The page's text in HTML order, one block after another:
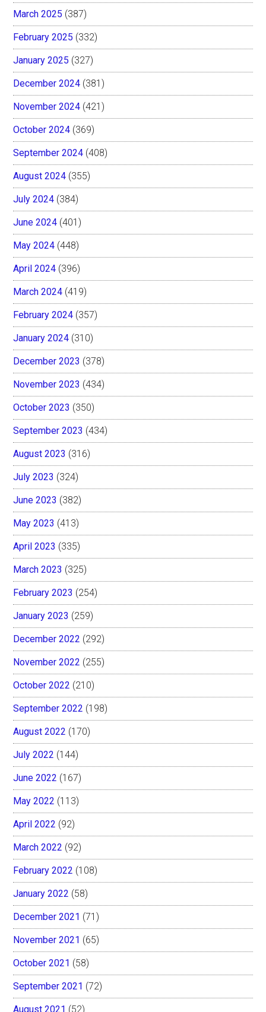
March 2025 (387)
February 2025 (332)
January 2025 (327)
December 2024 (381)
November 2024 (421)
October 2024 (369)
September 2024 (408)
August 2024 (355)
July 2024 (384)
June 2024 (401)
May 2024 (448)
April 2024 (396)
March 2024 (419)
February 2024 (357)
January 2024 (310)
December 2023 (378)
November 2023 (434)
October 2023 (350)
September 2023 (434)
August 2023 (316)
July 2023 (324)
June 2023 (382)
May 2023 (413)
April 2023 (335)
March 2023 (325)
February 2023 (254)
January 2023 (259)
December 2022 (292)
November 2022 (255)
October 2022 (210)
September 2022 (198)
August 2022 (170)
July 2022 (144)
June 2022 (167)
May 2022 (113)
April 2022 (92)
March 2022 (92)
February 2022 (108)
January 2022 (58)
December 2021 (71)
November 2021 (65)
October 2021 (58)
September 2021 (72)
August 2021 (52)